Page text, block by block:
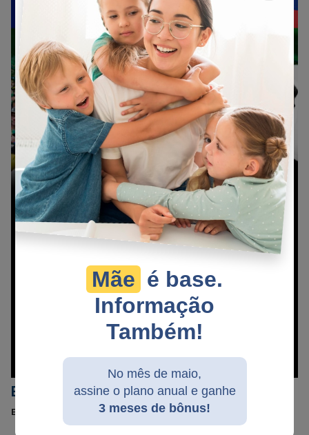
Mãe é base.
Informação
Também!
No mês de maio,
assine o plano anual e ganhe
3 meses de bônus!
EDIÇÃO 275
EDIÇÃO 275 - MAIO DE 2026